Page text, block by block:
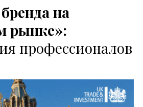
на
рынке»:
профессионалов